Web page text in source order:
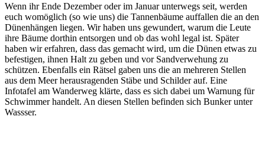
Wenn ihr Ende Dezember oder im Januar unterwegs seit, werden
euch womöglich (so wie uns) die Tannenbäume auffallen die an den
Dünenhängen liegen. Wir haben uns gewundert, warum die Leute
ihre Bäume dorthin entsorgen und ob das wohl legal ist. Später
haben wir erfahren, dass das gemacht wird, um die Dünen etwas zu
befestigen, ihnen Halt zu geben und vor Sandverwehung zu
schützen. Ebenfalls ein Rätsel gaben uns die an mehreren Stellen
aus dem Meer herausragenden Stäbe und Schilder auf. Eine
Infotafel am Wanderweg klärte, dass es sich dabei um Warnung für
Schwimmer handelt. An diesen Stellen befinden sich Bunker unter
Wassser.